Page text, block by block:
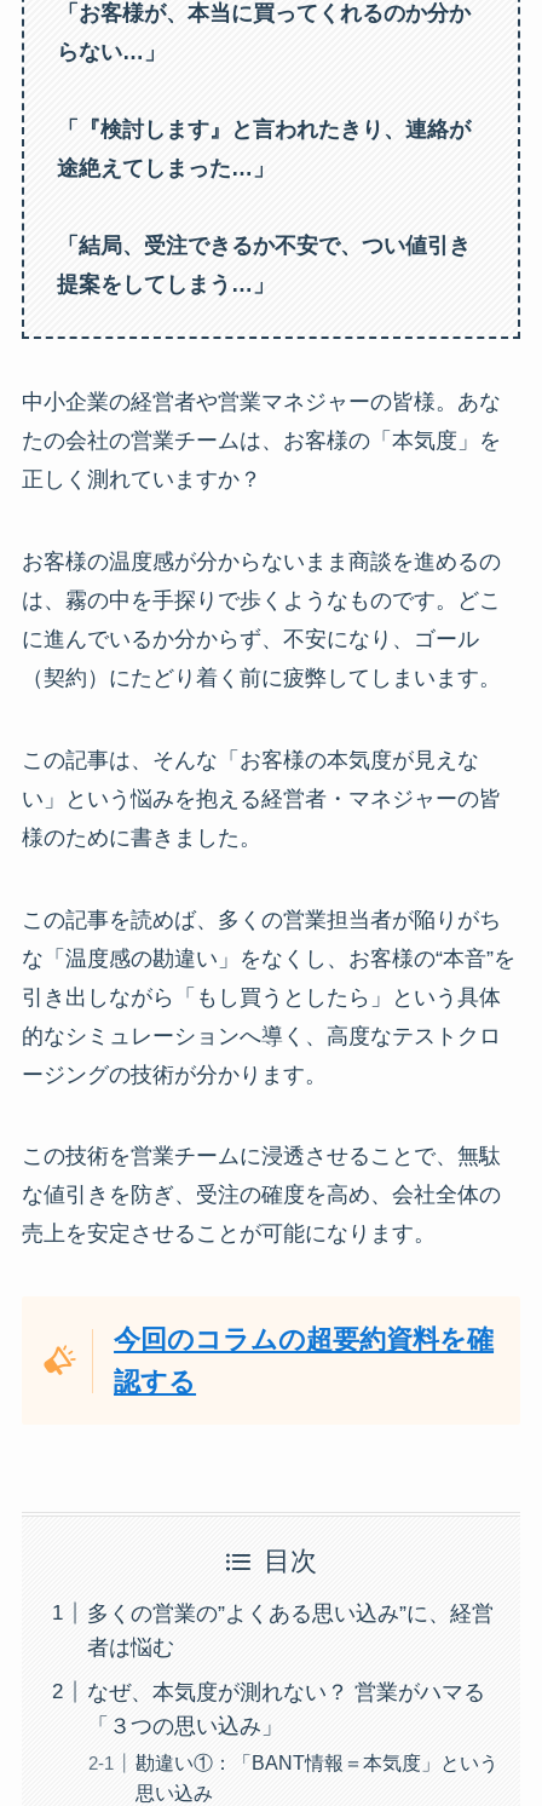
「お客様が、本当に買ってくれるのか分か
らない…」
「『検討します』と言われたきり、連絡が
途絶えてしまった…」
「結局、受注できるか不安で、つい値引き
提案をしてしまう…」
中小企業の経営者や営業マネジャーの皆様。あな
たの会社の営業チームは、お客様の「本気度」を
正しく測れていますか？
お客様の温度感が分からないまま商談を進めるの
は、霧の中を手探りで歩くようなものです。どこ
に進んでいるか分からず、不安になり、ゴール
（契約）にたどり着く前に疲弊してしまいます。
この記事は、そんな「お客様の本気度が見えな
い」という悩みを抱える経営者・マネジャーの皆
様のために書きました。
この記事を読めば、多くの営業担当者が陥りがち
な「温度感の勘違い」をなくし、お客様の“本音”を
引き出しながら「もし買うとしたら」という具体
的なシミュレーションへ導く、高度なテストクロ
ージングの技術が分かります。
この技術を営業チームに浸透させることで、無駄
な値引きを防ぎ、受注の確度を高め、会社全体の
売上を安定させることが可能になります。
今回のコラムの超要約資料を確
認する
目次
多くの営業の”よくある思い込み”に、経営
者は悩む
なぜ、本気度が測れない？ 営業がハマる
「３つの思い込み」
勘違い①：「BANT情報＝本気度」という
思い込み